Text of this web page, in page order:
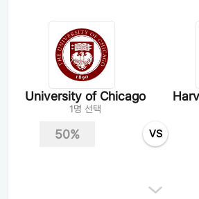
University of Chicago
1명 선택
50% VS